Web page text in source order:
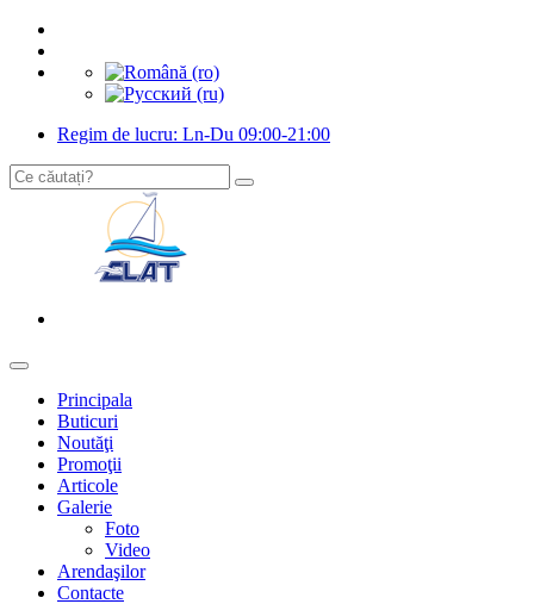
Regim de lucru: Ln-Du 09:00-21:00
Principala
Buticuri
Noutăţi
Promoţii
Articole
Galerie
Foto
Video
Arendaşilor
Contacte